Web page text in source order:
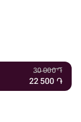
30 000֏
22 500 ֏